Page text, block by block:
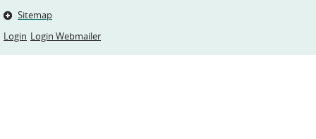
Sitemap
Login Login Webmailer